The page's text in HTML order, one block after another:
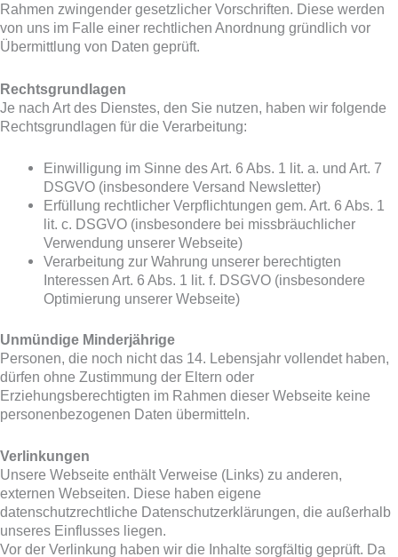
Rahmen zwingender gesetzlicher Vorschriften. Diese werden
von uns im Falle einer rechtlichen Anordnung gründlich vor
Übermittlung von Daten geprüft.
Rechtsgrundlagen
Je nach Art des Dienstes, den Sie nutzen, haben wir folgende
Rechtsgrundlagen für die Verarbeitung:
Einwilligung im Sinne des Art. 6 Abs. 1 lit. a. und Art. 7
DSGVO (insbesondere Versand Newsletter)
Erfüllung rechtlicher Verpflichtungen gem. Art. 6 Abs. 1
lit. c. DSGVO (insbesondere bei missbräuchlicher
Verwendung unserer Webseite)
Verarbeitung zur Wahrung unserer berechtigten
Interessen Art. 6 Abs. 1 lit. f. DSGVO (insbesondere
Optimierung unserer Webseite)
Unmündige Minderjährige
Personen, die noch nicht das 14. Lebensjahr vollendet haben,
dürfen ohne Zustimmung der Eltern oder
Erziehungsberechtigten im Rahmen dieser Webseite keine
personenbezogenen Daten übermitteln.
Verlinkungen
Unsere Webseite enthält Verweise (Links) zu anderen,
externen Webseiten. Diese haben eigene
datenschutzrechtliche Datenschutzerklärungen, die außerhalb
unseres Einflusses liegen.
Vor der Verlinkung haben wir die Inhalte sorgfältig geprüft. Da